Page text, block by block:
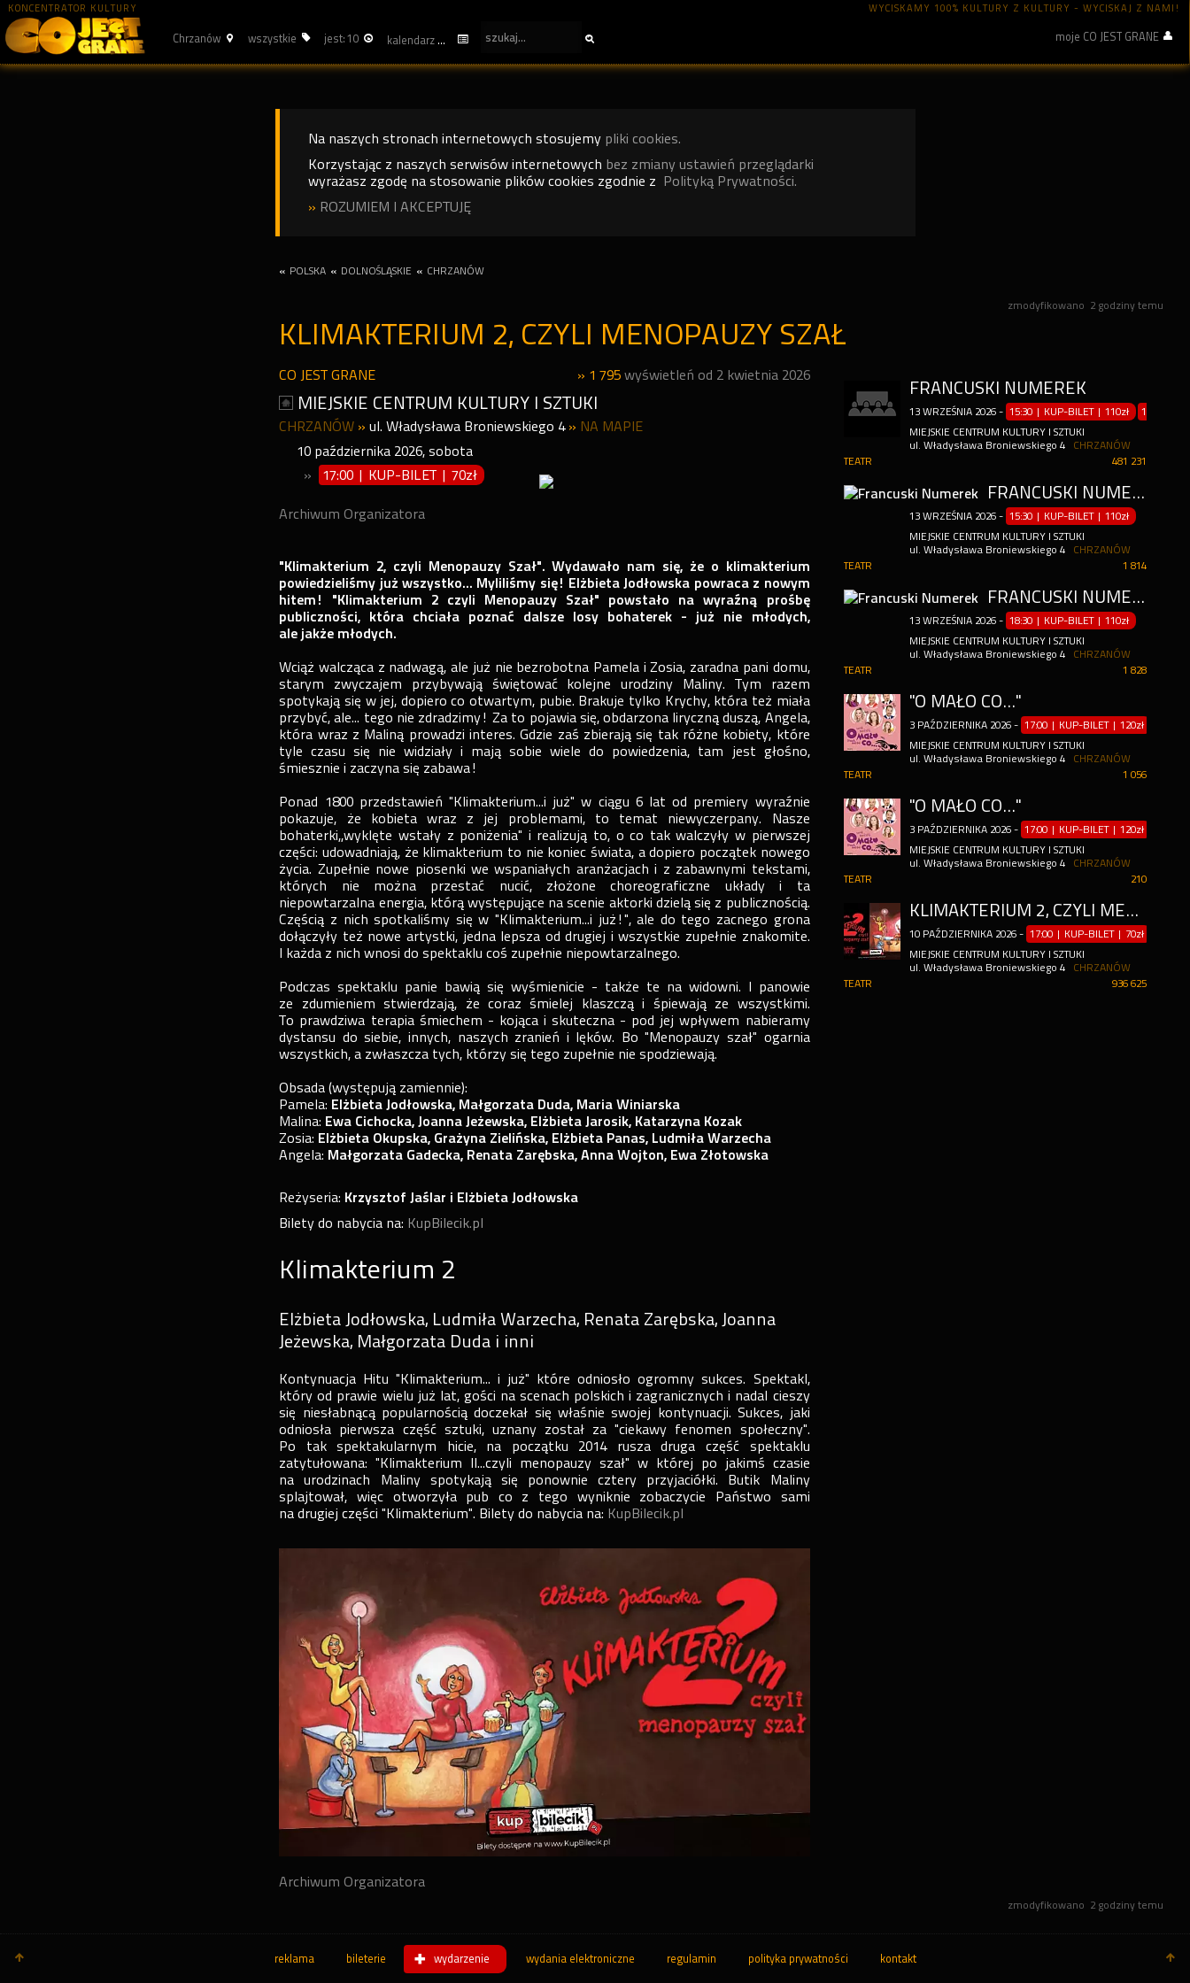
KONCENTRATOR KULTURY WYCISKAMY 100% KULTURY Z KULTURY - WYCISKAJ Z NAMI!
Chrzanów wszystkie jest: 10 kalendarz moje CO JEST GRANE
Na naszych stronach internetowych stosujemy pliki cookies.
Korzystając z naszych serwisów internetowych bez zmiany ustawień przeglądarki
wyrażasz zgodę na stosowanie plików cookies zgodnie z Polityką Prywatności.
» ROZUMIEM I AKCEPTUJĘ
« POLSKA « DOLNOŚLĄSKIE « CHRZANÓW
zmodyfikowano 2 godziny temu
KLIMAKTERIUM 2, CZYLI MENOPAUZY SZAŁ
CO JEST GRANE » 1 795wyświetleń od 2 kwietnia 2026
MIEJSKIE CENTRUM KULTURY I SZTUKI
CHRZANÓW » ul. Władysława Broniewskiego 4 » NA MAPIE
10 października 2026,sobota
»
17:00 | KUP-BILET |70zł
Archiwum Organizatora
"Klimakterium 2, czyli Menopauzy Szał". Wydawało nam się, że o klimakterium
powiedzieliśmy już wszystko... Myliliśmy się! Elżbieta Jodłowska powraca z nowym
hitem! "Klimakterium 2 czyli Menopauzy Szał" powstało na wyraźną prośbę
publiczności, która chciała poznać dalsze losy bohaterek - już nie młodych,
ale jakże młodych.
Wciąż walcząca z nadwagą, ale już nie bezrobotna Pamela i Zosia, zaradna pani domu,
starym zwyczajem przybywają świętować kolejne urodziny Maliny. Tym razem
spotykają się w jej, dopiero co otwartym, pubie. Brakuje tylko Krychy, która też miała
przybyć, ale... tego nie zdradzimy! Za to pojawia się, obdarzona liryczną duszą, Angela,
która wraz z Maliną prowadzi interes. Gdzie zaś zbierają się tak różne kobiety, które
tyle czasu się nie widziały i mają sobie wiele do powiedzenia, tam jest głośno,
śmiesznie i zaczyna się zabawa!
Ponad 1800 przedstawień "Klimakterium...i już" w ciągu 6 lat od premiery wyraźnie
pokazuje, że kobieta wraz z jej problemami, to temat niewyczerpany. Nasze
bohaterki,,wyklęte wstały z poniżenia" i realizują to, o co tak walczyły w pierwszej
części: udowadniają, że klimakterium to nie koniec świata, a dopiero początek nowego
życia. Zupełnie nowe piosenki we wspaniałych aranżacjach i z zabawnymi tekstami,
których nie można przestać nucić, złożone choreograficzne układy i ta
niepowtarzalna energia, którą występujące na scenie aktorki dzielą się z publicznością.
Częścią z nich spotkaliśmy się w "Klimakterium...i już!", ale do tego zacnego grona
dołączyły też nowe artystki, jedna lepsza od drugiej i wszystkie zupełnie znakomite.
I każda z nich wnosi do spektaklu coś zupełnie niepowtarzalnego.
Podczas spektaklu panie bawią się wyśmienicie - także te na widowni. I panowie
ze zdumieniem stwierdzają, że coraz śmielej klaszczą i śpiewają ze wszystkimi.
To prawdziwa terapia śmiechem - kojąca i skuteczna - pod jej wpływem nabieramy
dystansu do siebie, innych, naszych zranień i lęków. Bo "Menopauzy szał" ogarnia
wszystkich, a zwłaszcza tych, którzy się tego zupełnie nie spodziewają.
Obsada (występują zamiennie):
Pamela: Elżbieta Jodłowska, Małgorzata Duda, Maria Winiarska
Malina: Ewa Cichocka, Joanna Jeżewska, Elżbieta Jarosik, Katarzyna Kozak
Zosia: Elżbieta Okupska, Grażyna Zielińska, Elżbieta Panas, Ludmiła Warzecha
Angela: Małgorzata Gadecka, Renata Zarębska, Anna Wojton, Ewa Złotowska
Reżyseria: Krzysztof Jaślar i Elżbieta Jodłowska
Bilety do nabycia na: KupBilecik.pl
Klimakterium 2
Elżbieta Jodłowska, Ludmiła Warzecha, Renata Zarębska, Joanna
Jeżewska, Małgorzata Duda i inni
Kontynuacja Hitu "Klimakterium... i już" które odniosło ogromny sukces. Spektakl,
który od prawie wielu już lat, gości na scenach polskich i zagranicznych i nadal cieszy
się niesłabnącą popularnością doczekał się właśnie swojej kontynuacji. Sukces, jaki
odniosła pierwsza część sztuki, uznany został za "ciekawy fenomen społeczny".
Po tak spektakularnym hicie, na początku 2014 rusza druga część spektaklu
zatytułowana: "Klimakterium II...czyli menopauzy szał" w której po jakimś czasie
na urodzinach Maliny spotykają się ponownie cztery przyjaciółki. Butik Maliny
splajtował, więc otworzyła pub co z tego wyniknie zobaczycie Państwo sami
na drugiej części "Klimakterium". Bilety do nabycia na: KupBilecik.pl
Archiwum Organizatora
FRANCUSKI NUMEREK
13 WRZEŚNIA 2026 - 15:30 | KUP-BILET |110zł
18:30 |
MIEJSKIE CENTRUM KULTURY I SZTUKI
ul. Władysława Broniewskiego 4
CHRZANÓW
481 231
TEATR
FRANCUSKI NUMEREK
13 WRZEŚNIA 2026 - 15:30 | KUP-BILET |110zł
MIEJSKIE CENTRUM KULTURY I SZTUKI
ul. Władysława Broniewskiego 4
CHRZANÓW
1 814
TEATR
FRANCUSKI NUMEREK
13 WRZEŚNIA 2026 - 18:30 | KUP-BILET |110zł
MIEJSKIE CENTRUM KULTURY I SZTUKI
ul. Władysława Broniewskiego 4
CHRZANÓW
1 828
TEATR
"O MAŁO CO..."
3 PAŹDZIERNIKA 2026 - 17:00 | KUP-BILET |120zł
MIEJSKIE CENTRUM KULTURY I SZTUKI
ul. Władysława Broniewskiego 4
CHRZANÓW
1 056
TEATR
"O MAŁO CO..."
3 PAŹDZIERNIKA 2026 - 17:00 | KUP-BILET |120zł
MIEJSKIE CENTRUM KULTURY I SZTUKI
ul. Władysława Broniewskiego 4
CHRZANÓW
210
TEATR
KLIMAKTERIUM 2, CZYLI MENOPAUZY SZAŁ
10 PAŹDZIERNIKA 2026 - 17:00 | KUP-BILET | 70zł
MIEJSKIE CENTRUM KULTURY I SZTUKI
ul. Władysława Broniewskiego 4
CHRZANÓW
936 625
TEATR
zmodyfikowano 2 godziny temu
reklama bileterie wydarzenie wydania elektroniczne regulamin polityka prywatności kontakt